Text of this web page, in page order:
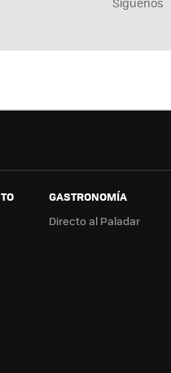
GASTRONOMÍA
Directo al Paladar